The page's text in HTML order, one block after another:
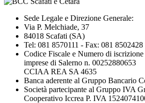
Sede Legale e Direzione Generale:
Via P. Melchiade, 37
84018 Scafati (SA)
Tel: 081 8570111 - Fax: 081 8502428
Codice Fiscale e Numero di
imprese di Salerno n. 00252880653
CCIAA REA SA 4635
Banca aderente al Gruppo Bancario
Società partecipante al Gruppo IVA
Cooperativo Iccrea P. IVA